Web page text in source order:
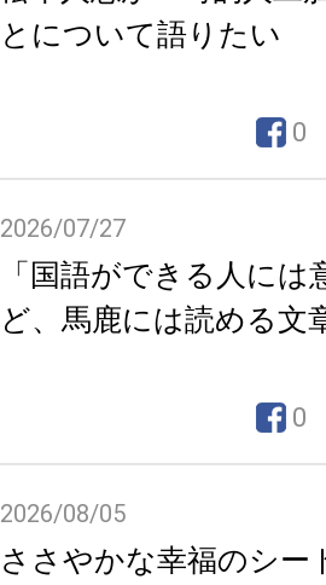
とについて語りたい
0
2026/07/27
「国語ができる人には
ど、馬鹿には読める文
0
2026/08/05
ささやかな幸福のシー